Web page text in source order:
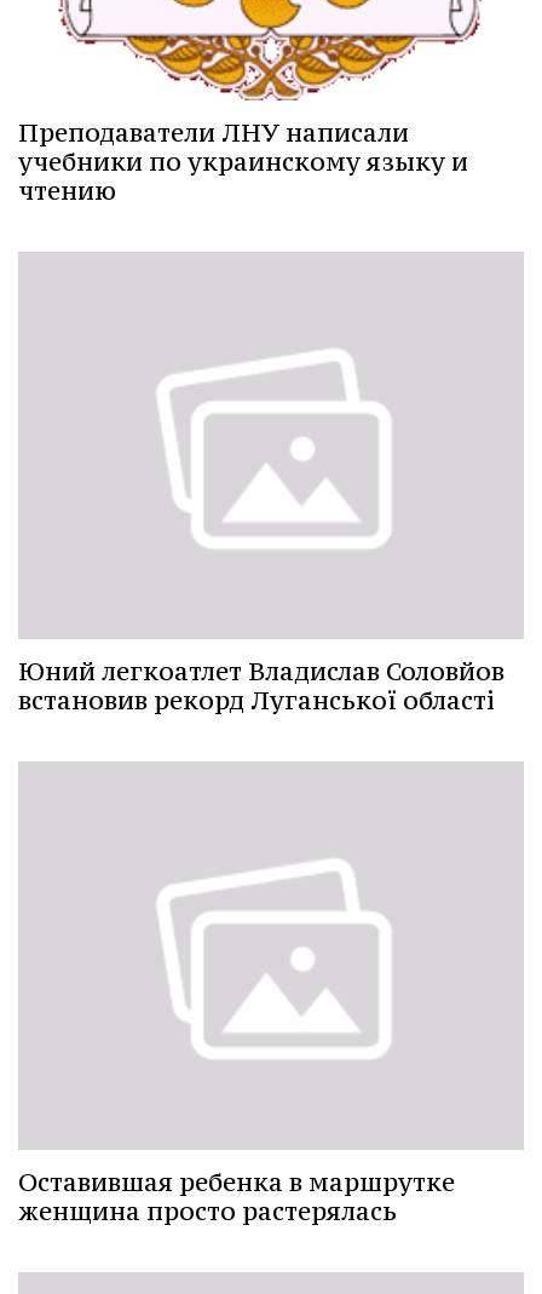
Преподаватели ЛНУ написали
учебники по украинскому языку и
чтению
Юний легкоатлет Владислав Соловйов
встановив рекорд Луганської області
Оставившая ребенка в маршрутке
женщина просто растерялась